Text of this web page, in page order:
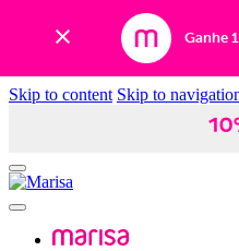
Ganhe
Skip to content Skip to